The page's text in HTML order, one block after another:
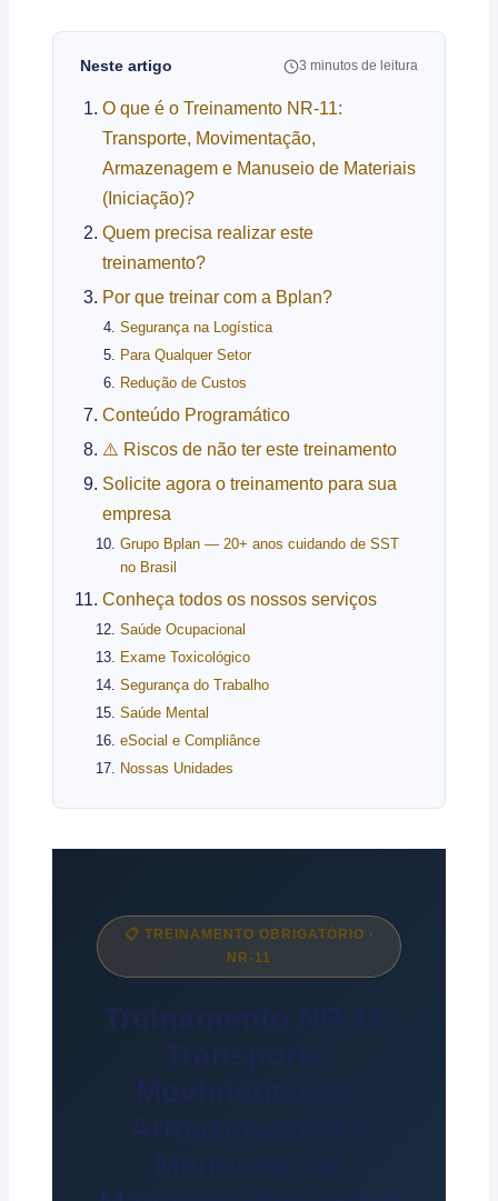
Neste artigo 3 minutos de leitura
O que é o Treinamento NR-11:
Transporte, Movimentação,
Armazenagem e Manuseio de Materiais
(Iniciação)?
Quem precisa realizar este
treinamento?
Por que treinar com a Bplan?
Segurança na Logística
Para Qualquer Setor
Redução de Custos
Conteúdo Programático
⚠️ Riscos de não ter este treinamento
Solicite agora o treinamento para sua
empresa
Grupo Bplan — 20+ anos cuidando de SST
no Brasil
Conheça todos os nossos serviços
Saúde Ocupacional
Exame Toxicológico
Segurança do Trabalho
Saúde Mental
eSocial e Compliânce
Nossas Unidades
📋 TREINAMENTO OBRIGATÓRIO ·
NR-11
Treinamento NR-11: